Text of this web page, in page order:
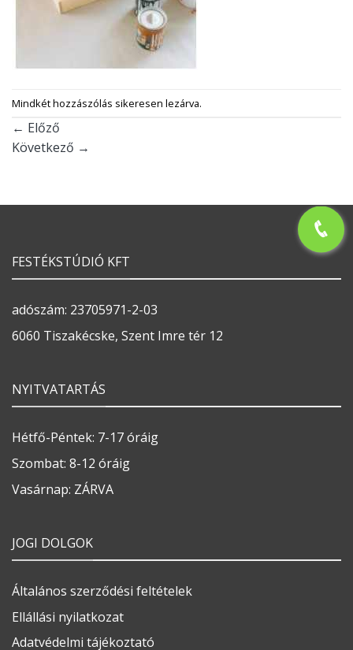
Mindkét hozzászólás sikeresen lezárva.
← Előző
Következő →
FESTÉKSTÚDIÓ KFT
adószám: 23705971-2-03
6060 Tiszakécske, Szent Imre tér 12
NYITVATARTÁS
Hétfő-Péntek: 7-17 óráig
Szombat: 8-12 óráig
Vasárnap: ZÁRVA
JOGI DOLGOK
Általános szerződési feltételek
Ellállási nyilatkozat
Adatvédelmi tájékoztató